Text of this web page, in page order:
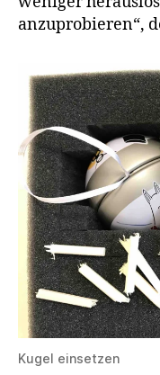
anzuprobieren“,
Kugel einsetzen